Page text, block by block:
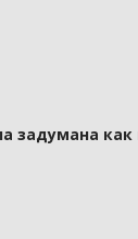
задумана